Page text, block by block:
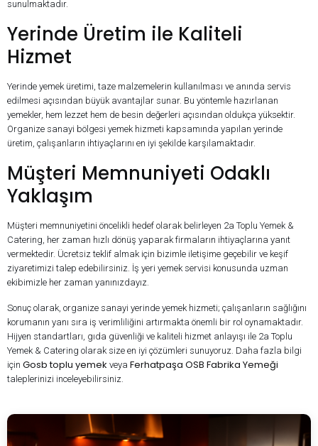
sunulmaktadır.
Yerinde Üretim ile Kaliteli
Hizmet
Yerinde yemek üretimi, taze malzemelerin kullanılması ve anında servis
edilmesi açısından büyük avantajlar sunar. Bu yöntemle hazırlanan
yemekler, hem lezzet hem de besin değerleri açısından oldukça yüksektir.
Organize sanayi bölgesi yemek hizmeti kapsamında yapılan yerinde
üretim, çalışanların ihtiyaçlarını en iyi şekilde karşılamaktadır.
Müşteri Memnuniyeti Odaklı
Yaklaşım
Müşteri memnuniyetini öncelikli hedef olarak belirleyen 2a Toplu Yemek &
Catering, her zaman hızlı dönüş yaparak firmaların ihtiyaçlarına yanıt
vermektedir. Ücretsiz teklif almak için bizimle iletişime geçebilir ve keşif
ziyaretimizi talep edebilirsiniz. İş yeri yemek servisi konusunda uzman
ekibimizle her zaman yanınızdayız.
Sonuç olarak, organize sanayi yerinde yemek hizmeti; çalışanların sağlığını
korumanın yanı sıra iş verimliliğini artırmakta önemli bir rol oynamaktadır.
Hijyen standartları, gıda güvenliği ve kaliteli hizmet anlayışı ile 2a Toplu
Yemek & Catering olarak size en iyi çözümleri sunuyoruz. Daha fazla bilgi
için Gosb toplu yemek veya Ferhatpaşa OSB Fabrika Yemeği
taleplerinizi inceleyebilirsiniz.